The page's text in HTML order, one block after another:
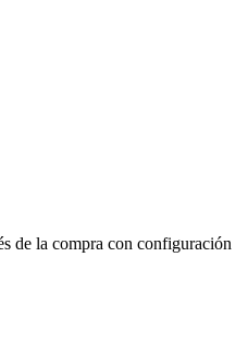
de la compra con configuración